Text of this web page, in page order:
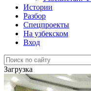
Истории
Разбор
Спецпроекты
На узбекском
Вход
Загрузка